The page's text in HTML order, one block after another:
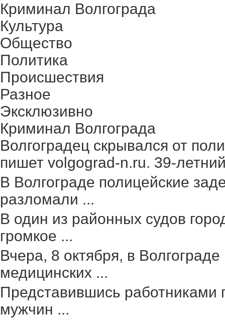
Криминал Волгограда
Культура
Общество
Политика
Происшествия
Разное
Эксклюзивно
Криминал Волгограда
Волгоградец скрывался от
пишет volgograd-n.ru. 39-
В Волгограде полицейские
разломали ...
В один из районных судов
громкое ...
Вчера, 8 октября, в
медицинских ...
Представившись работниками
мужчин ...